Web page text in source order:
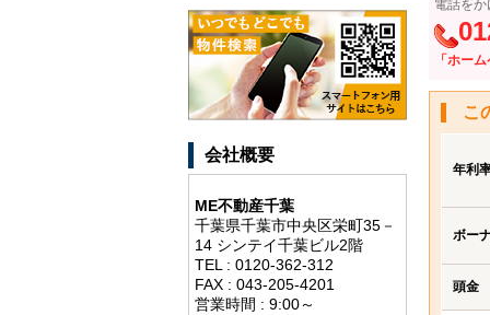
電話を
「ホー
こ
年利
ボー
頭金
会社概要
ME不動産千葉
千葉県千葉市中央区栄町35－
14 シンテイ千葉ビル2階
TEL : 0120-362-312
FAX : 043-205-4201
営業時間 : 9:00～